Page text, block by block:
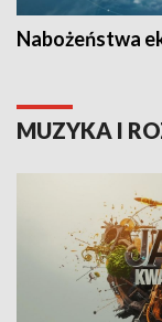
Nabożeństwa
MUZYKA I